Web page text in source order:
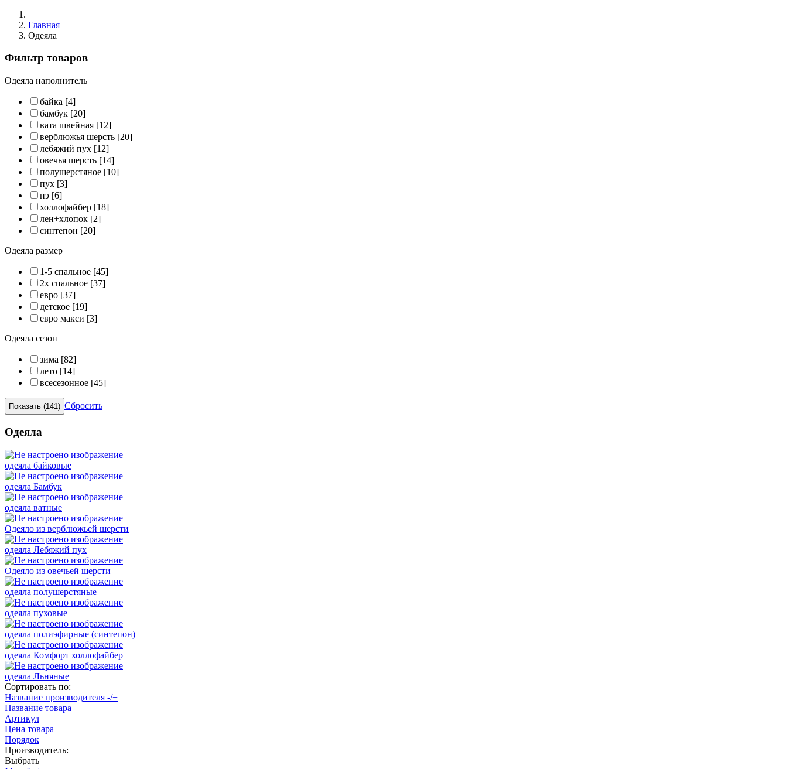
Главная
Одеяла
Фильтр товаров
Одеяла наполнитель
байка [4]
бамбук [20]
вата швейная [12]
верблюжья шерсть [20]
лебяжий пух [12]
овечья шерсть [14]
полушерстяное [10]
пух [3]
пэ [6]
холлофайбер [18]
лен+хлопок [2]
синтепон [20]
Одеяла размер
1-5 спальное [45]
2х спальное [37]
евро [37]
детское [19]
евро макси [3]
Одеяла сезон
зима [82]
лето [14]
всесезонное [45]
Сбросить
Одеяла
одеяла байковые
одеяла Бамбук
одеяла ватные
Одеяло из верблюжьей шерсти
одеяла Лебяжий пух
Одеяло из овечьей шерсти
одеяла полушерстяные
одеяла пуховые
одеяла полиэфирные (синтепон)
одеяла Комфорт холлофайбер
одеяла Льняные
Сортировать по:
Название производителя -/+
Название товара
Артикул
Цена товара
Порядок
Производитель:
Выбрать